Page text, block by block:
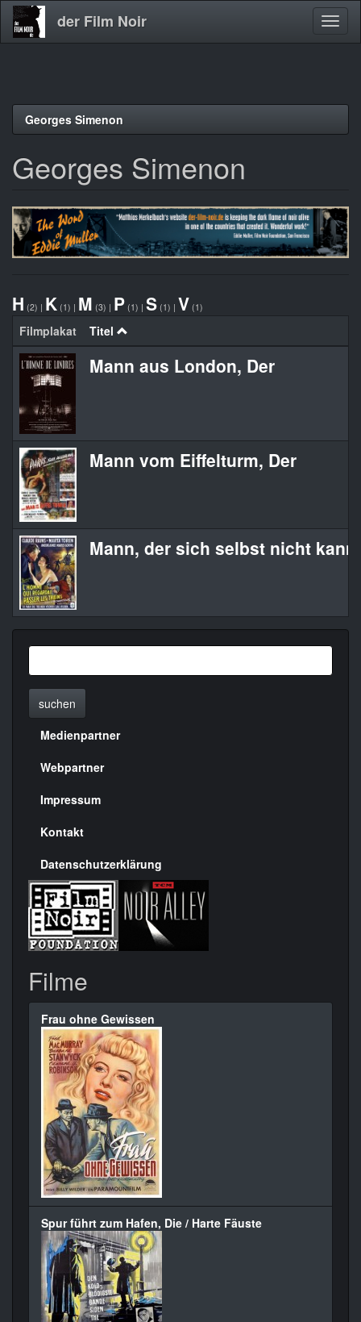
Direkt
der Film Noir
Georges Simenon
Georges Simenon
H (2) | K (1) | M (3) | P (1) | S (1) | V (1)
Filmplakat Titel
Mann aus London, Der
Mann vom Eiffelturm, Der
Mann, der sich selbst nicht
suchen
Menülinks
rechte
Seite
Medienpartner
Webpartner
Impressum
Kontakt
Datenschutzerklärung
Filme
Frau ohne Gewissen
Spur führt zum Hafen, Die / Harte Fäuste